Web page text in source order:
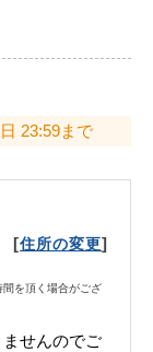
23:59まで
[住所の変更]
を頂く場合がござ
せんのでご